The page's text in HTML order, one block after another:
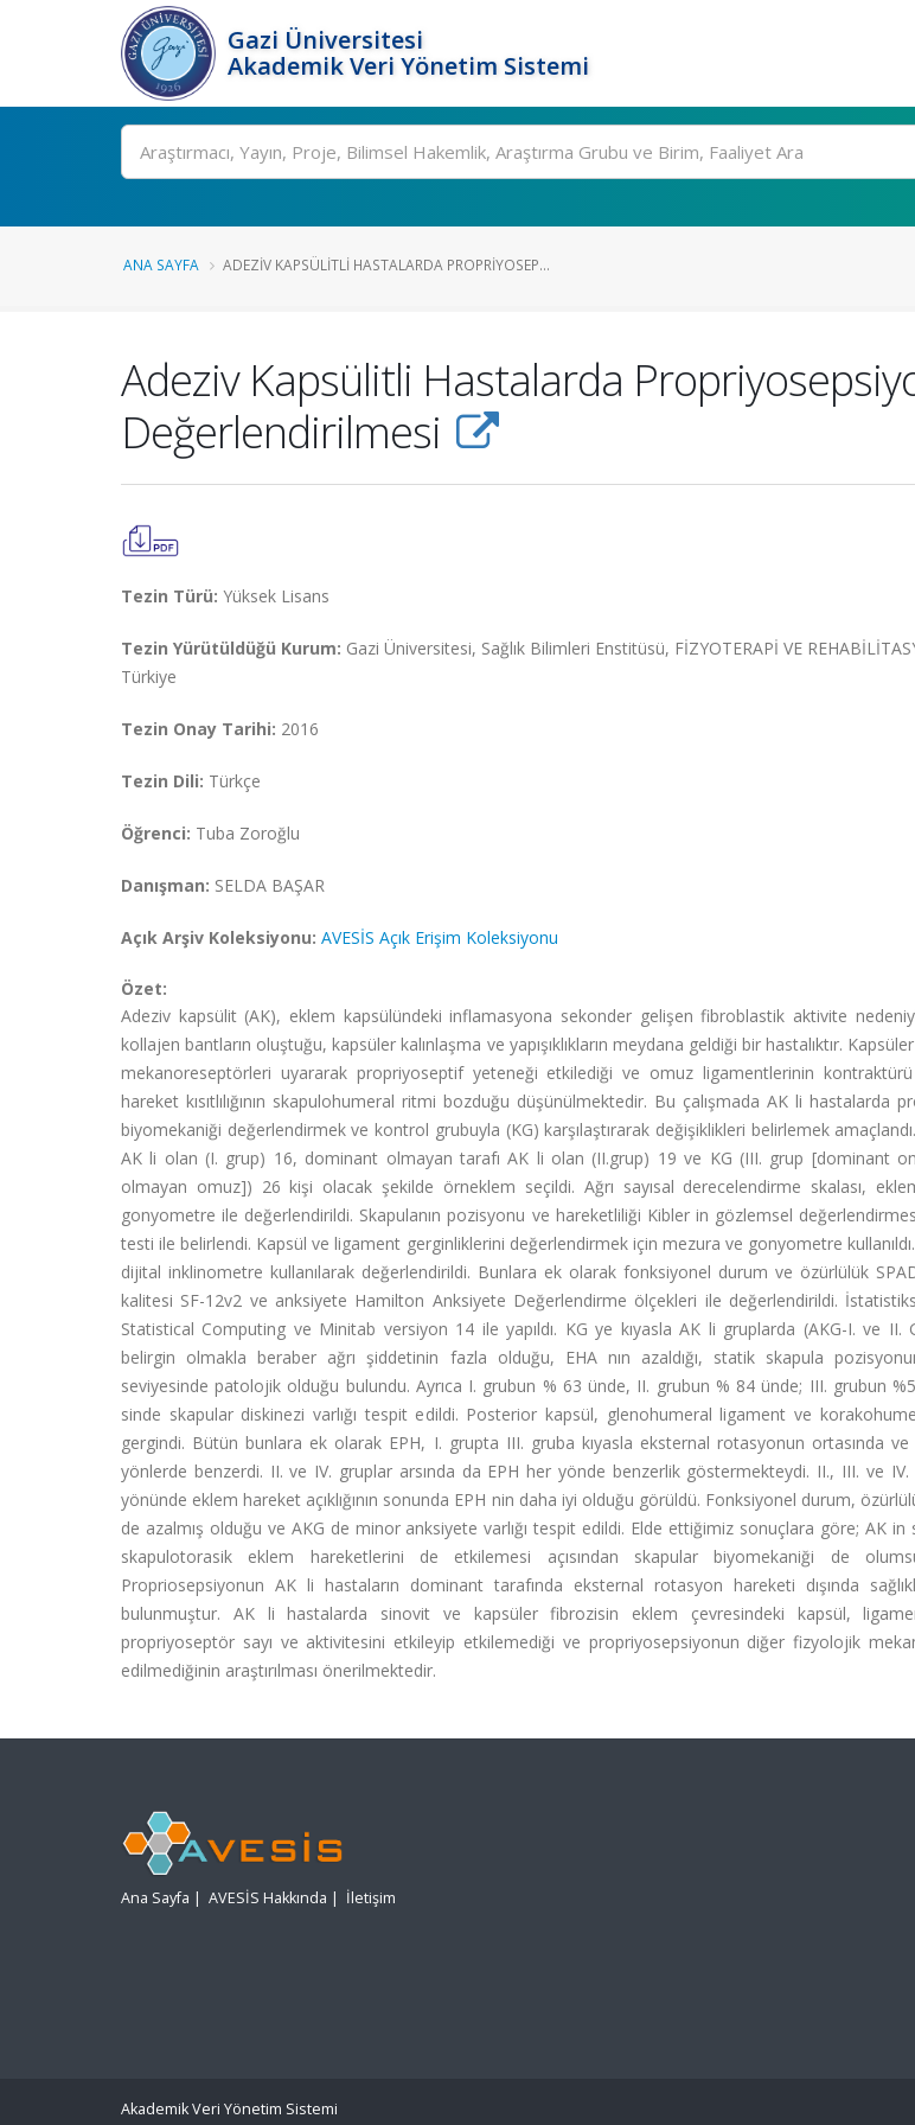
Gazi Üniversitesi
Akademik Veri Yönetim Sistemi
Ara
ANA SAYFA ADEZIV KAPSÜLITLI HASTALARDA PROPRIYOSEP...
Adeziv Kapsülitli Hastalarda
Değerlendirilmesi
Tezin Türü: Yüksek Lisans
Tezin Yürütüldüğü Kurum: Gazi Üniversitesi, Sağlık Bilimleri Enstitüsü, FİZYOTERAPİ VE
Türkiye
Tezin Onay Tarihi: 2016
Tezin Dili: Türkçe
Öğrenci: Tuba Zoroğlu
Danışman: SELDA BAŞAR
Açık Arşiv Koleksiyonu: AVESİS Açık Erişim Koleksiyonu
Özet:
Adeziv kapsülit (AK), eklem kapsülündeki inflamasyona sekonder gelişen fibroblastik aktivite
kollajen bantların oluştuğu, kapsüler kalınlaşma ve yapışıklıkların meydana geldiği bir hastalıktır. Kapsüler
mekanoreseptörleri uyararak propriyoseptif yeteneği etkilediği ve omuz ligamentlerinin
hareket kısıtlılığının skapulohumeral ritmi bozduğu düşünülmektedir. Bu çalışmada AK li hastalarda
biyomekaniği değerlendirmek ve kontrol grubuyla (KG) karşılaştırarak değişiklikleri belirlemek
AK li olan (I. grup) 16, dominant olmayan tarafı AK li olan (II.grup) 19 ve KG (III. grup [dominant
olmayan omuz]) 26 kişi olacak şekilde örneklem seçildi. Ağrı sayısal derecelendirme skalası,
gonyometre ile değerlendirildi. Skapulanın pozisyonu ve hareketliliği Kibler in gözlemsel
testi ile belirlendi. Kapsül ve ligament gerginliklerini değerlendirmek için mezura ve gonyometre
dijital inklinometre kullanılarak değerlendirildi. Bunlara ek olarak fonksiyonel durum ve özürlülük
kalitesi SF-12v2 ve anksiyete Hamilton Anksiyete Değerlendirme ölçekleri ile değerlendirildi.
Statistical Computing ve Minitab versiyon 14 ile yapıldı. KG ye kıyasla AK li gruplarda (AKG-I. ve II.
belirgin olmakla beraber ağrı şiddetinin fazla olduğu, EHA nın azaldığı, statik skapula
seviyesinde patolojik olduğu bulundu. Ayrıca I. grubun % 63 ünde, II. grubun % 84 ünde; III. grubun
sinde skapular diskinezi varlığı tespit edildi. Posterior kapsül, glenohumeral ligament ve
gergindi. Bütün bunlara ek olarak EPH, I. grupta III. gruba kıyasla eksternal rotasyonun ortasında
yönlerde benzerdi. II. ve IV. gruplar arsında da EPH her yönde benzerlik göstermekteydi. II., III. ve
yönünde eklem hareket açıklığının sonunda EPH nin daha iyi olduğu görüldü. Fonksiyonel durum,
de azalmış olduğu ve AKG de minor anksiyete varlığı tespit edildi. Elde ettiğimiz sonuçlara göre; AK
skapulotorasik eklem hareketlerini de etkilemesi açısından skapular biyomekaniği de
Propriosepsiyonun AK li hastaların dominant tarafında eksternal rotasyon hareketi dışında
bulunmuştur. AK li hastalarda sinovit ve kapsüler fibrozisin eklem çevresindeki kapsül,
propriyoseptör sayı ve aktivitesini etkileyip etkilemediği ve propriyosepsiyonun diğer fizyolojik
edilmediğinin araştırılması önerilmektedir.
Ana Sayfa | AVESİS Hakkında | İletişim
Akademik Veri Yönetim Sistemi